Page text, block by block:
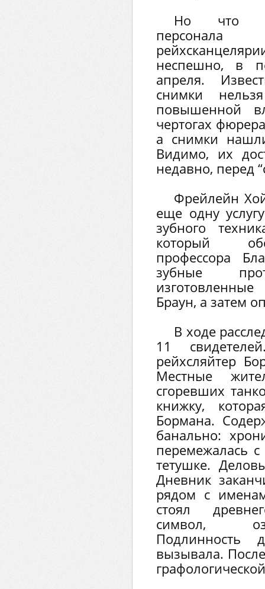
Но что
неспешно, в
апреля.
снимки
повышенной
чертогах
а снимки
Видимо, их
недавно, перед
Фрейлейн
еще одну
зубного
который
профессора
зубные
Браун, а затем
В ходе
11
рейхсляйтер
Местные
сгоревших
книжку,
Бормана.
банально:
перемежалась
тетушке.
Дневник
рядом с
стоял
символ,
Подлинность
вызывала.